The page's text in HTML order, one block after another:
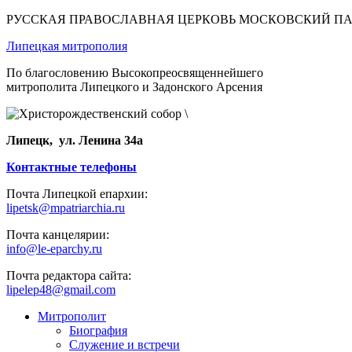
РУССКАЯ ПРАВОСЛАВНАЯ ЦЕРКОВЬ МОСКОВСКИЙ
Липецкая митрополия
По благословению Высокопреосвященнейшего
митрополита Липецкого и Задонского Арсения
Липецк, ул. Ленина 34а
Контактные телефоны
Почта Липецкой епархии:
lipetsk@mpatriarchia.ru
Почта канцелярии:
info@le-eparchy.ru
Почта редактора сайта:
lipelep48@gmail.com
Митрополит
Биография
Служение и встречи